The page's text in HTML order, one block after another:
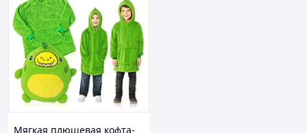
Мягкая плюшевая кофта-